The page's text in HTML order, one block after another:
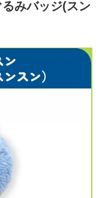
るみバッジ(スン